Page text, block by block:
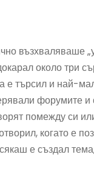
възхваляваше
около три
търсил и най-
форумите
помежду си
когато е
е създал